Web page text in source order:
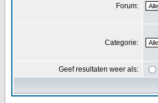
Forum:
Categorie:
Geef resultaten weer als: